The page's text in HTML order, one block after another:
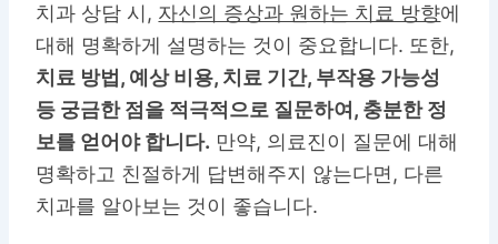
치과 상담 시, 자신의 증상과 원하는 치료 방향에
대해 명확하게 설명하는 것이 중요합니다. 또한,
치료 방법, 예상 비용, 치료 기간, 부작용 가능성
등 궁금한 점을 적극적으로 질문하여, 충분한 정
보를 얻어야 합니다. 만약, 의료진이 질문에 대해
명확하고 친절하게 답변해주지 않는다면, 다른
치과를 알아보는 것이 좋습니다.